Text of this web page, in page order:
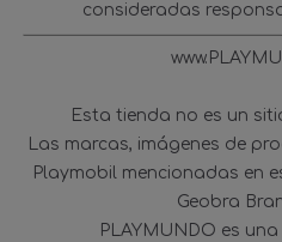
consideradas
Esta tienda no es un
Las marcas, imágenes de
Playmobil mencionadas en
Geobra
PLAYMUNDO es